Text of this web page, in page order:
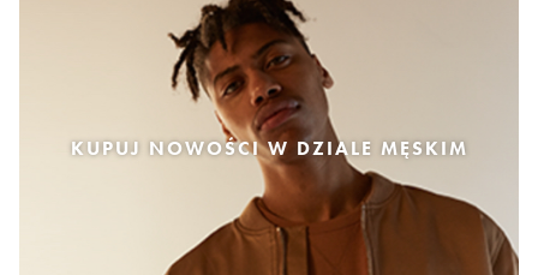
KUPUJ NOWOŚCI W DZIALE MĘSKIM